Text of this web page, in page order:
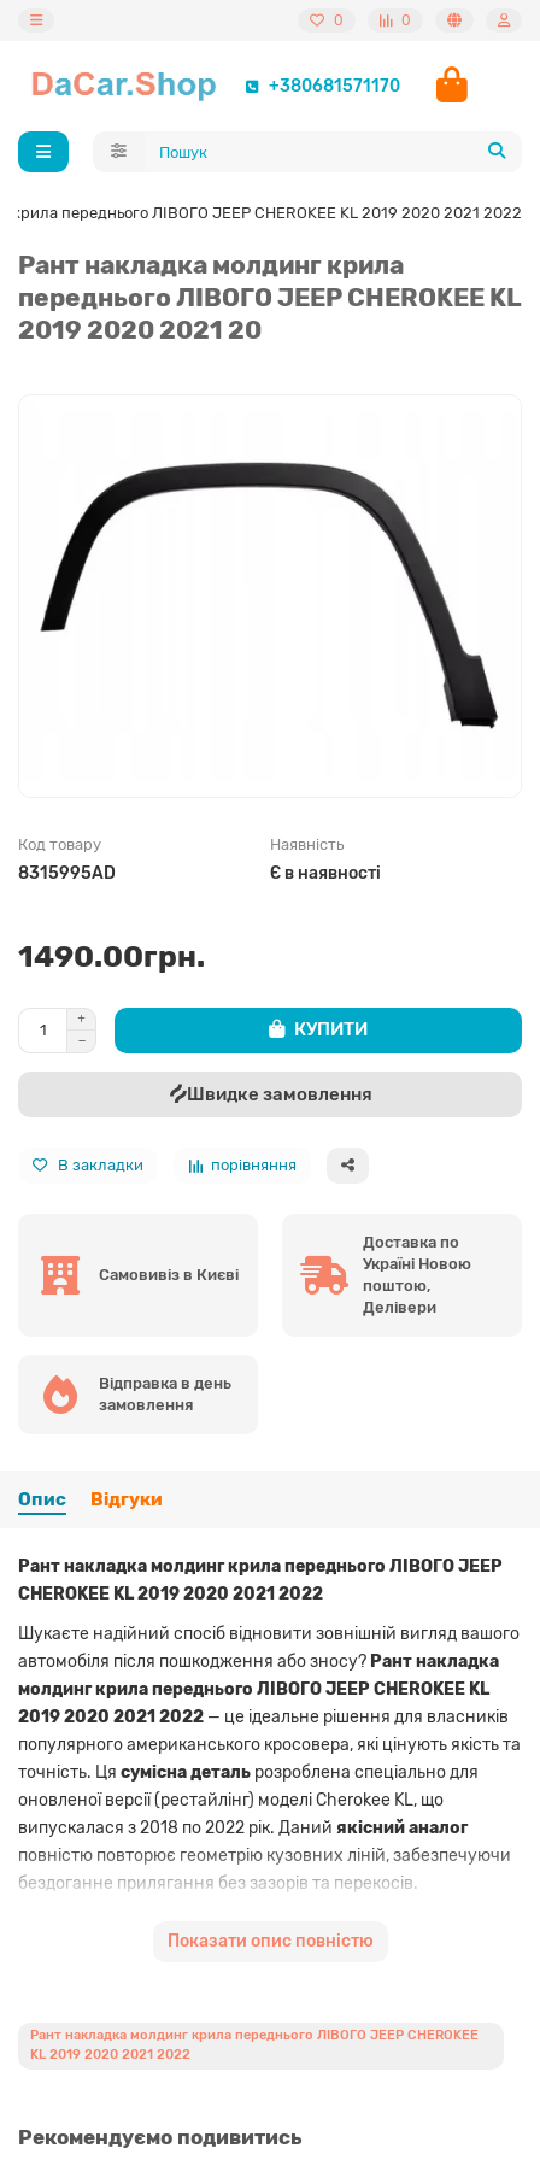
0 0
+380681571170
крила переднього ЛІВОГО JEEP CHEROKEE KL 2019 2020 2021 2022
Рант накладка молдинг крила
переднього ЛІВОГО JEEP CHEROKEE KL
2019 2020 2021 20
Код товару
8315995AD
Наявність
Є в наявності
1490.00грн.
КУПИТИ
Швидке замовлення
В закладки порівняння
Самовивіз в Києві
Доставка по
Україні Новою
поштою,
Делівери
Відправка в день
замовлення
Опис Відгуки
Рант накладка молдинг крила переднього ЛІВОГО JEEP
CHEROKEE KL 2019 2020 2021 2022
Шукаєте надійний спосіб відновити зовнішній вигляд вашого
автомобіля після пошкодження або зносу? Рант накладка
молдинг крила переднього ЛІВОГО JEEP CHEROKEE KL
2019 2020 2021 2022 — це ідеальне рішення для власників
популярного американського кросовера, які цінують якість та
точність. Ця сумісна деталь розроблена спеціально для
оновленої версії (рестайлінг) моделі Cherokee KL, що
випускалася з 2018 по 2022 рік. Даний якісний аналог
повністю повторює геометрію кузовних ліній, забезпечуючи
бездоганне прилягання без зазорів та перекосів.
стійкість до температурних перепадів, ультрафіолетового
Перегляньте іншіКУЗОВНІ ЗАПЧАСТИНИ JEEP
Показати опис повністю
Рант накладка молдинг крила переднього ЛІВОГО JEEP CHEROKEE
KL 2019 2020 2021 2022
Рекомендуємо подивитись